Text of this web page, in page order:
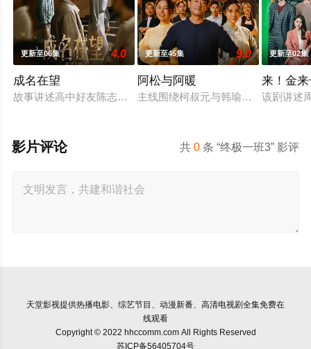
更新至06集 4.0
成名在望
故事讲述高中好友陈志伟（李国毅 饰）、罗冠豪（姚淳耀 饰）
更新至45集 9.0
阿松与阿暖
主线围绕柯叔元与韩瑜饰演的"离婚
更新至02集
来！金
该剧讲述
共0 条 “终极一班3” 影评
影片评论
天堂影视提供热播电影、综艺节目、动漫新番、高清电视剧全集免费在
线观看
Copyright © 2022 hhccomm.com All Rights Reserved
苏ICP备56405704号